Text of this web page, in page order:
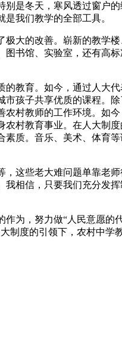
是冬天，寒风透过窗户
我们教学的全部工具。
大的改善。崭新的教学
书馆、实验室，还有高
教育。如今，通过人大
孩子共享优质的课程。
村教师的工作环境。如
村教育事业。在人大制
质。音乐、美术、体育
这些老大难问题单靠老
相信，只要我们充分发挥
为，努力做“人民意愿的
制度的引领下，农村中学